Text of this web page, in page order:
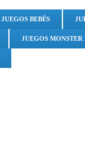
JUEGOS BEBÉS
JUEGOS